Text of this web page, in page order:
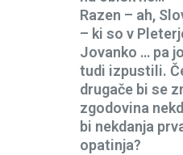
Razen – ah,
– ki so v
Jovanko … pa
tudi izpustili.
drugače bi se
zgodovina
bi nekdanja
opatinja?